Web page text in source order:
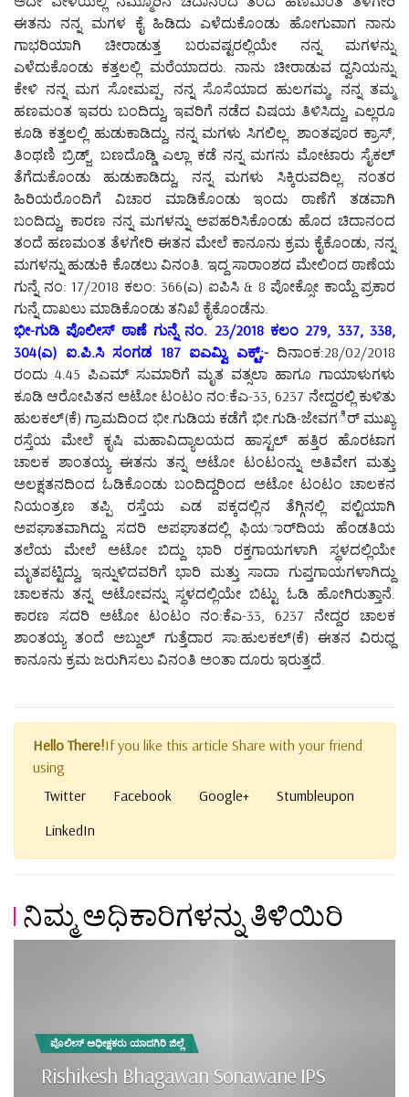
ಈತನು ನನ್ನ ಮಗಳ ಕೈ ಹಿಡಿದು ಎಳೆದುಕೊಂಡು ಹೋಗುವಾಗ ನಾನು
ಗಾಭರಿಯಾಗಿ ಚೀರಾಡುತ್ತ ಬರುವಷ್ಟರಲ್ಲಿಯೇ ನನ್ನ ಮಗಳನ್ನು
ಎಳೆದುಕೊಂಡು ಕತ್ತಲಲ್ಲಿ ಮರೆಯಾದರು. ನಾನು ಚೀರಾಡುವ ದ್ವನಿಯನ್ನು
ಕೇಳಿ ನನ್ನ ಮಗ ಸೋಮಪ್ಪ, ನನ್ನ ಸೊಸೆಯಾದ ಹುಲಗಮ್ಮ, ನನ್ನ ತಮ್ಮ
ಹಣಮಂತ ಇವರು ಬಂದಿದ್ದು, ಇವರಿಗೆ ನಡೆದ ವಿಷಯ ತಿಳಿಸಿದ್ದು, ಎಲ್ಲರೂ
ಕೂಡಿ ಕತ್ತಲಲ್ಲಿ ಹುಡುಕಾಡಿದ್ದು, ನನ್ನ ಮಗಳು ಸಿಗಲಿಲ್ಲ. ಶಾಂತಪೂರ ಕ್ರಾಸ್,
ತಿಂಥಣಿ ಬ್ರಿಡ್ಜ್, ಬಣದೊಡ್ಡಿ ಎಲ್ಲಾ ಕಡೆ ನನ್ನ ಮಗನು ಮೋಟಾರು ಸೈಕಲ್
ತೆಗೆದುಕೊಂಡು ಹುಡುಕಾಡಿದ್ದು, ನನ್ನ ಮಗಳು ಸಿಕ್ಕಿರುವದಿಲ್ಲ. ನಂತರ
ಹಿರಿಯರೊಂದಿಗೆ ವಿಚಾರ ಮಾಡಿಕೊಂಡು ಇಂದು ಠಾಣೆಗೆ ತಡವಾಗಿ
ಬಂದಿದ್ದು, ಕಾರಣ ನನ್ನ ಮಗಳನ್ನು ಅಪಹರಿಸಿಕೊಂಡು ಹೊದ ಚಿದಾನಂದ
ತಂದೆ ಹಣಮಂತ ತೆಳಗೇರಿ ಈತನ ಮೇಲೆ ಕಾನೂನು ಕ್ರಮ ಕೈಕೊಂಡು, ನನ್ನ
ಮಗಳನ್ನು ಹುಡುಕಿ ಕೊಡಲು ವಿನಂತಿ. ಇದ್ದ ಸಾರಾಂಶದ ಮೇಲಿಂದ ಠಾಣೆಯ
ಗುನ್ನೆ ನಂ: 17/2018 ಕಲಂ: 366(ಎ) ಐಪಿಸಿ & 8 ಪೋಕ್ಸೋ ಕಾಯ್ದೆ ಪ್ರಕಾರ
ಗುನ್ನೆ ದಾಖಲು ಮಾಡಿಕೊಂಡು ತನಿಖೆ ಕೈಕೊಂಡೆನು.
ಭೀ-ಗುಡಿ ಪೊಲೀಸ್ ಠಾಣೆ ಗುನ್ನೆ ನಂ. 23/2018 ಕಲಂ 279, 337, 338,
304(ಎ) ಐ.ಪಿ.ಸಿ ಸಂಗಡ 187 ಐಎಮ್ವಿ ಎಕ್ಟ್;-ದಿನಾಂಕ:28/02/2018
ರಂದು 4.45 ಪಿಎಮ್ ಸುಮಾರಿಗೆ ಮೃತ ವತ್ಸಲಾ ಹಾಗೂ ಗಾಯಾಳುಗಳು
ಕೂಡಿ ಆರೋಪಿತನ ಅಟೋ ಟಂಟಂ ನಂ:ಕೆಎ-33, 6237 ನೇದ್ದರಲ್ಲಿ ಕುಳಿತು
ಹುಲಕಲ್(ಕೆ) ಗ್ರಾಮದಿಂದ ಭೀ.ಗುಡಿಯ ಕಡೆಗೆ ಭೀ.ಗುಡಿ-ಜೇವಗರ್ಿ ಮುಖ್ಯ
ರಸ್ತೆಯ ಮೇಲೆ ಕೃಷಿ ಮಹಾವಿದ್ಯಾಲಯದ ಹಾಸ್ಟಲ್ ಹತ್ತಿರ ಹೊರಟಾಗ
ಚಾಲಕ ಶಾಂತಯ್ಯ ಈತನು ತನ್ನ ಅಟೋ ಟಂಟಂನ್ನು ಅತಿವೇಗ ಮತ್ತು
ಅಲಕ್ಷತನದಿಂದ ಓಡಿಕೊಂಡು ಬಂದಿದ್ದರಿಂದ ಅಟೋ ಟಂಟಂ ಚಾಲಕನ
ನಿಯಂತ್ರಣ ತಪ್ಪಿ ರಸ್ತೆಯ ಎಡ ಪಕ್ಕದಲ್ಲಿನ ತೆಗ್ಗಿನಲ್ಲಿ ಪಲ್ಟಿಯಾಗಿ
ಅಪಘಾತವಾಗಿದ್ದು ಸದರಿ ಅಪಘಾತದಲ್ಲಿ ಫಿಯರ್ಾದಿಯ ಹೆಂಡತಿಯ
ತಲೆಯ ಮೇಲೆ ಅಟೋ ಬಿದ್ದು ಭಾರಿ ರಕ್ತಗಾಯಗಳಾಗಿ ಸ್ಥಳದಲ್ಲಿಯೇ
ಮೃತಪಟ್ಟಿದ್ದು, ಇನ್ನುಳಿದವರಿಗೆ ಭಾರಿ ಮತ್ತು ಸಾದಾ ಗುಪ್ತಗಾಯಗಳಾಗಿದ್ದು
ಚಾಲಕನು ತನ್ನ ಅಟೋವನ್ನು ಸ್ಥಳದಲ್ಲಿಯೇ ಬಿಟ್ಟು ಓಡಿ ಹೋಗಿರುತ್ತಾನೆ.
ಕಾರಣ ಸದರಿ ಅಟೋ ಟಂಟಂ ನಂ:ಕೆಎ-33, 6237 ನೇದ್ದರ ಚಾಲಕ
ಶಾಂತಯ್ಯ ತಂದೆ ಅಬ್ದುಲ್ ಗುತ್ತೆದಾರ ಸಾ:ಹುಲಕಲ್(ಕೆ) ಈತನ ವಿರುಧ್ದ
ಕಾನೂನು ಕ್ರಮ ಜರುಗಿಸಲು ವಿನಂತಿ ಅಂತಾ ದೂರು ಇರುತ್ತದೆ.
Hello There!If you like this article Share with your friend
using
Twitter
Facebook Google+
Stumbleupon
LinkedIn
ನಿಮ್ಮ ಅಧಿಕಾರಿಗಳನ್ನು ತಿಳಿಯಿರಿ
ಪೊಲೀಸ್ ಅಧೀಕ್ಷಕರು ಯಾದಗಿರಿ ಜಿಲ್ಲೆ
Rishikesh Bhagawan Sonawane IPS